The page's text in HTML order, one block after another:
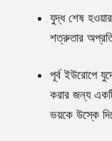
যুদ্ধ শেষ
শত্রুতার
পূর্ব ইউরোপে
করার জন্য
ভয়কে উস্কে